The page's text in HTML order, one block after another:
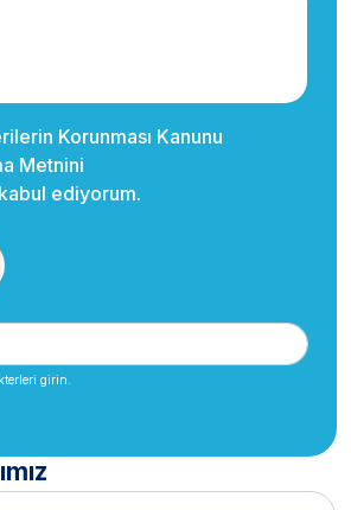
Korunması Kanunu
Metnini
ediyorum.
girin.